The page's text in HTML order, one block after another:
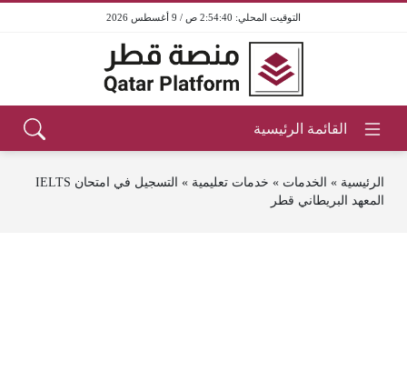
2:54:40 ص / 9 أغسطس 2026
الرئيسية » الخدمات » خدمات تعليمية »
التسجيل في امتحان IELTS
المعهد البريطاني قطر